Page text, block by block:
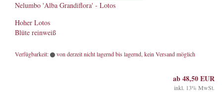
Nelumbo 'Alba Grandiflora' - Lotos
Hoher Lotos
Blüte reinweiß
Verfügbarkeit: von derzeit nicht lagernd bis lagernd, kein Versand möglich
ab 48,50 EUR
inkl. 13% MwSt.